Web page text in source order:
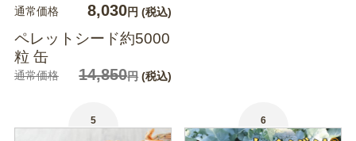
通常価格 8,030円 (税込)
ペレットシード約5000
粒 缶
通常価格 14,850円(税込)
5 6